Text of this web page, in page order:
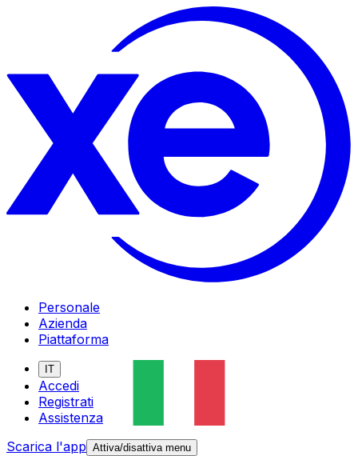
Personale
Azienda
Piattaforma
IT
Accedi
Registrati
Assistenza
Scarica l'app Attiva/disattiva menu